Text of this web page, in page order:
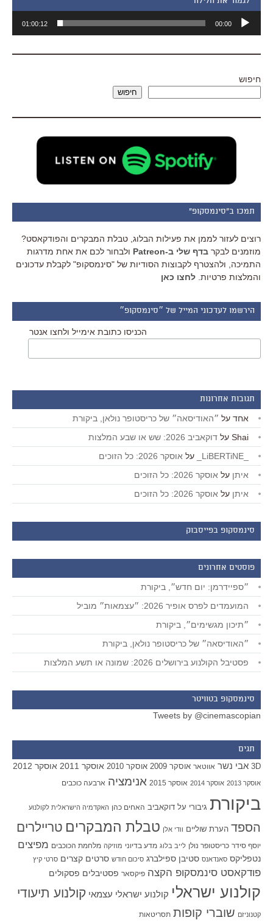
אודיו
00:00
01:00:12
חיפוש
חיפוש
תמכו ב"סינמסקופ"
רוצים לעזור לממן את פעילות הבלוג, טבלת המבקרים והפודקאסט?
מוזמנים לבקר בדף שלי ב-Patreon
ולבחור לכם את אחת מדרגות
התמיכה, ולהצטרף לקבוצות הסודיות של "סינמסקופ" לקבלת עדכונים
והמלצות פרטיות. לחצו כאן
הירשמו לעדכוני המייל של ״סינמסקופ״
הכניסו כתובת אימייל ולחצו אנטר
תגובות אחרונות
אחד על ״האודיסאה״ של כריסטופר נולאן, ביקורת
Shai על דוקאביב 2026: שש או שבע המלצות
על אוסקר 2026: כל הזוכים
איתן על אוסקר 2026: כל הזוכים
איתן על אוסקר 2026: כל הזוכים
סינמסקופ בפייסבוק
פוסטים אחרונים
״ספיידרמן: יום חדש״, ביקורת
המועמדים לפרס אופיר 2026: ״עצמאות״ מוביל
״תיכון מגשימים״, ביקורת
״האודיסאה״ של כריסטופר נולאן, ביקורת
פסטיבל הקולנוע בירושלים 2026: שמונה או תשע המלצות
סינמסקופ בטוויטר
Tweets by @cinemascopian
תגים
3D אבי נשר אווטאר אוסקר 2009 אוסקר 2010 אוסקר 2011 אוסקר 2012
אוסקר 2013 אוסקר 2014 אוסקר 2015 אנימציה ארבעה כוכבים
ביקורת גיבורי על דוקאביב האחים כהן האקדמיה הישראלית לקולנוע
הספד הערת שוליים וודי אלן טבלת המבקרים טריילרים
יוסף סידר כריסטופר נולן לייב בלוג מדע בדיוני מוזיקה מלחמת הכוכבים מפיצים
נטפליקס סאנדאנס סטיבן ספילברג סיכום חודש סרטים קצרים סרטי קיץ
פודקאסט סינמסקופ הקצה פיקסאר פסטיבלים פסקולים
קולנוע ישראלי קולנוע ישראלי עצמאי קולנוע תיעודי
קטנוניזם שוברי קופות תסריטאות